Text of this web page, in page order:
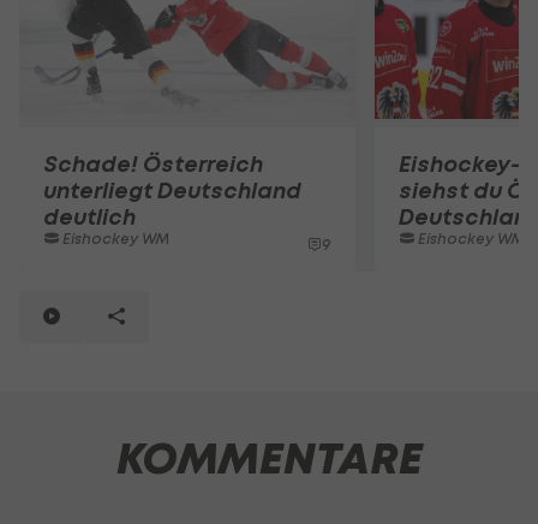
Schade! Österreich
unterliegt Deutschland
deutlich
Eishockey WM 9
Eishockey-
siehst du
Eishockey WM
KOMMENTARE